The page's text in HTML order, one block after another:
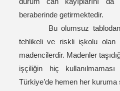
beraberinde getirmektedir.
Bu olumsuz tablodan
tehlikeli ve riskli işkolu olan
madencilerdir. Madenler
işçiliğin hiç
Türkiye’de hemen her